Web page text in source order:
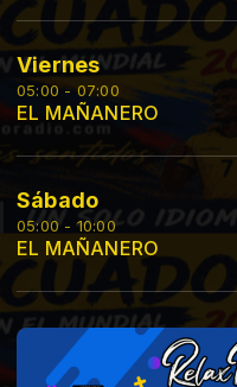
Viernes
05:00 - 07:00
EL MAÑANERO
Sábado
05:00 - 10:00
EL MAÑANERO